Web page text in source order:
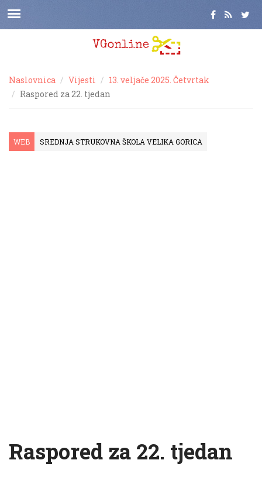
Naslovnica Vijesti
13. veljače 2025. Četvrtak
Raspored za 22. tjedan
WEB SREDNJA STRUKOVNA ŠKOLA VELIKA GORICA
Raspored za 22. tjedan